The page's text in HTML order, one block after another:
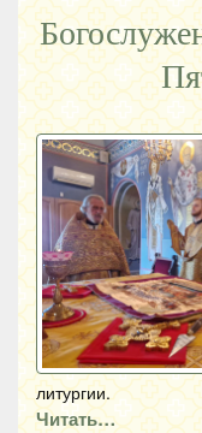
литургии.
Читать…